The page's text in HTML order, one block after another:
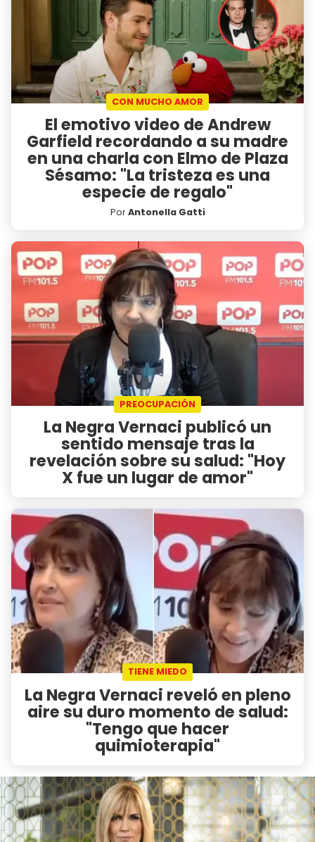
CON MUCHO AMOR
El emotivo video de Andrew
Garfield recordando a su madre
en una charla con Elmo de Plaza
Sésamo: "La tristeza es una
especie de regalo"
PorAntonella Gatti
PREOCUPACIÓN
La Negra Vernaci publicó un
sentido mensaje tras la
revelación sobre su salud: "Hoy
X fue un lugar de amor"
TIENE MIEDO
La Negra Vernaci reveló en pleno
aire su duro momento de salud:
"Tengo que hacer
quimioterapia"